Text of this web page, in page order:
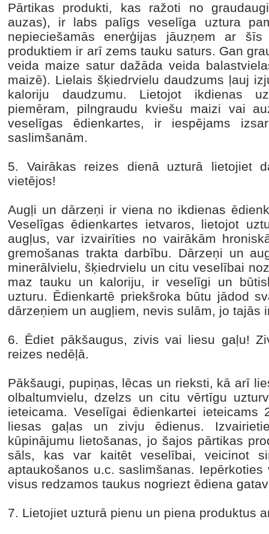
Pārtikas produkti, kas ražoti no
auzas), ir labs palīgs veselīga uztura
nepieciešamās enerģijas jāuzņem ar šīs
produktiem ir arī zems tauku saturs. Gan
veida maize satur dažāda veida
maizē). Lielais šķiedrvielu daudzums ļauj
kaloriju daudzumu. Lietojot ikdienas
piemēram, pilngraudu kviešu maizi vai
veselīgas ēdienkartes, ir iespējams
saslimšanām.
5. Vairākas reizes dienā uzturā lietojiet
vietējos!
Augļi un dārzeņi ir viena no ikdienas
Veselīgas ēdienkartes ietvaros, lietojot
augļus, var izvairīties no vairākām
gremošanas trakta darbību. Dārzeņi un
minerālvielu, šķiedrvielu un citu veselībai
maz tauku un kaloriju, ir veselīgi un
uzturu. Ēdienkartē priekšroka būtu jādod
dārzeņiem un augļiem, nevis sulām, jo tajās
6. Ēdiet pākšaugus, zivis vai liesu gaļu!
reizes nedēļā.
Pākšaugi, pupiņas, lēcas un rieksti, kā arī
olbaltumvielu, dzelzs un citu vērtīgu
ieteicama. Veselīgai ēdienkartei
liesas gaļas un zivju ēdienus.
kūpinājumu lietošanas, jo šajos pārtikas
sāls, kas var kaitēt veselībai, veicinot
aptaukošanos u.c. saslimšanas.
visus redzamos taukus nogriezt ēdiena
7. Lietojiet uzturā pienu un piena produktus